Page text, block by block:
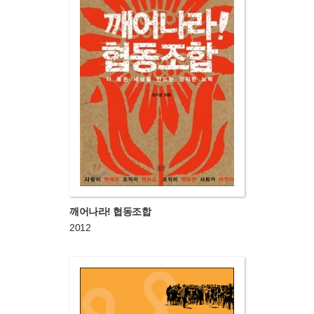
깨어나라! 협동조합
2012